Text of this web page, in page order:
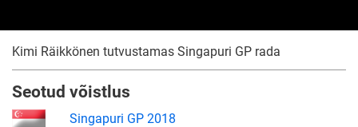
Kimi Räikkönen tutvustamas Singapuri GP rada
Seotud võistlus
Singapuri GP 2018